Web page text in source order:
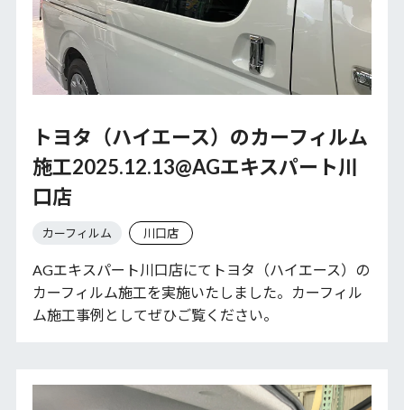
トヨタ（ハイエース）のカーフィルム
施工2025.12.13@AGエキスパート川
口店
カーフィルム 川口店
AGエキスパート川口店にてトヨタ（ハイエース）の
カーフィルム施工を実施いたしました。カーフィル
ム施工事例としてぜひご覧ください。